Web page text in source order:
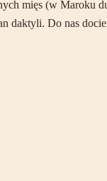
mięs (w Maroku
daktyli. Do nas